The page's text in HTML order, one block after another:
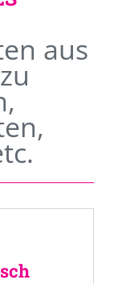
aus